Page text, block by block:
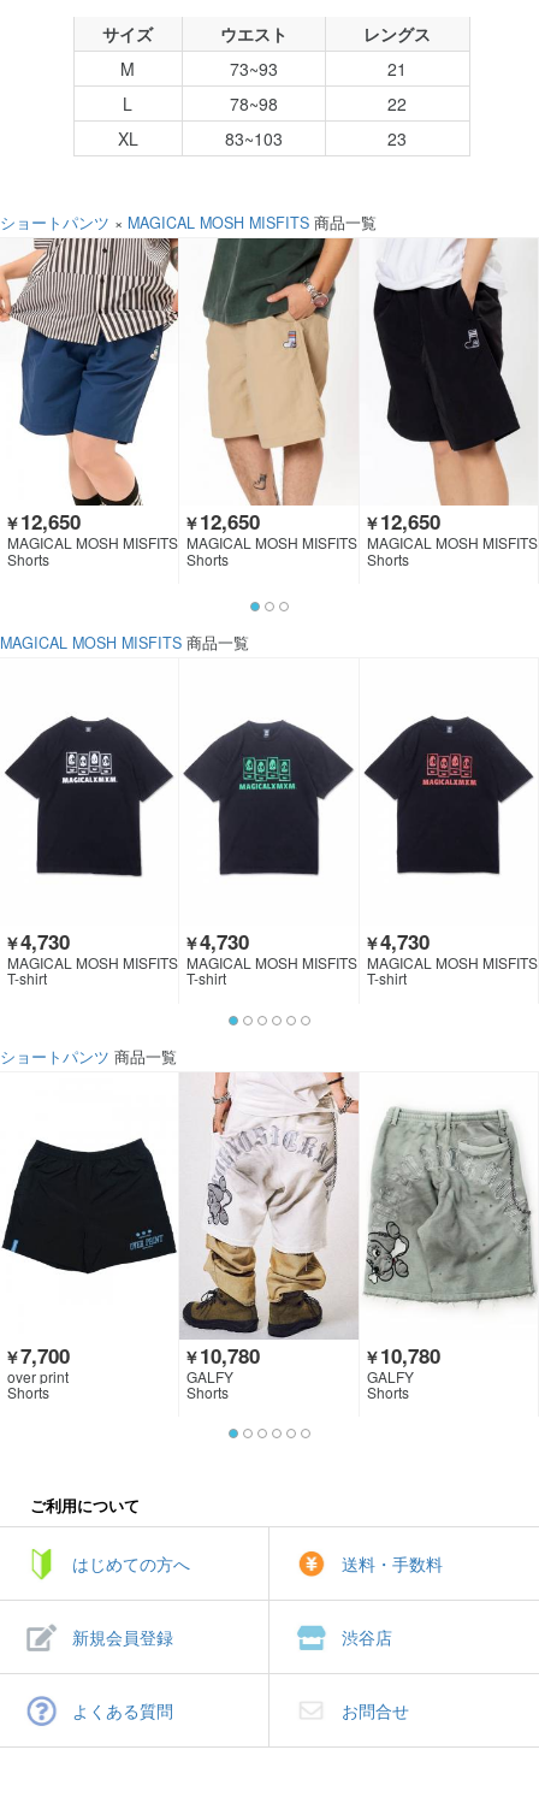
サイズ ウエスト
レングス
M
73~93
21
L
78~98
22
XL
83~103 23
ショートパンツ × MAGICAL MOSH MISFITS 商品一覧
￥12,650
MAGICAL MOSH MISFITS
Shorts
￥12,650
MAGICAL MOSH MISFITS
Shorts
￥12,650
MAGICAL MOSH MISFITS
Shorts
MAGICAL MOSH MISFITS 商品一覧
￥4,730
MAGICAL MOSH MISFITS
T-shirt
￥4,730
MAGICAL MOSH MISFITS
T-shirt
￥4,730
MAGICAL MOSH MISFITS
T-shirt
ショートパンツ 商品一覧
￥7,700
over print
Shorts
￥10,780
GALFY
Shorts
￥10,780
GALFY
Shorts
ご利用について
はじめての方へ 送料・手数料
新規会員登録 渋谷店
よくある質問 お問合せ